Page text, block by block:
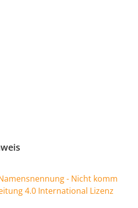
- Nicht komm
4.0 International Lizenz